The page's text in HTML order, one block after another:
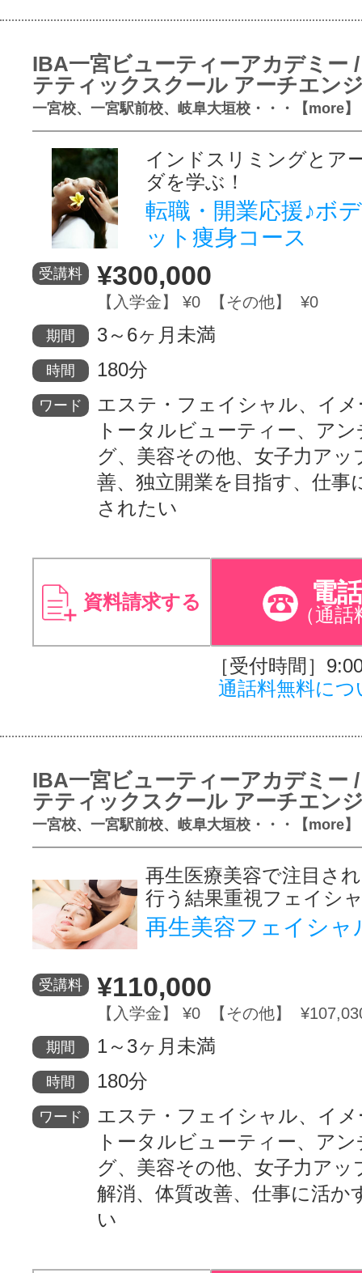
IBA一宮ビューティーアカデミー
テティックスクール アーチエン
一宮校、一宮駅前校、岐阜大垣校・・・【more】
インドスリミングとア
ダを学ぶ！
転職・開業応援♪ボ
ット痩身コース
受講料 ¥300,000
【入学金】 ¥0 【その他】 ¥0
期間 3～6ヶ月未満
時間 180分
ワード
エステ・フェイシャル、イ
トータルビューティー、ア
グ、美容その他、女子力アッ
善、独立開業を目指す、仕事
されたい
資料請求する 電
（通話
［受付時間］
通話料無料につ
IBA一宮ビューティーアカデミー
テティックスクール アーチエン
一宮校、一宮駅前校、岐阜大垣校・・・【more】
再生医療美容で注目さ
行う結果重視フェイシ
再生美容フェイシャ
受講料 ¥110,000
【入学金】 ¥0 【その他】
期間 1～3ヶ月未満
時間 180分
ワード
エステ・フェイシャル、イ
トータルビューティー、ア
グ、美容その他、女子力アッ
解消、体質改善、仕事に活か
い